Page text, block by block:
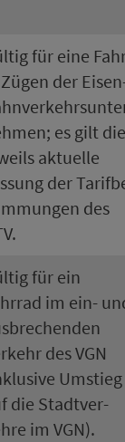
für eine
der
es gilt die
aktuelle
der
des
für ein
im ein-
des VGN
Umstieg
die Stadt­ver­
im VGN).